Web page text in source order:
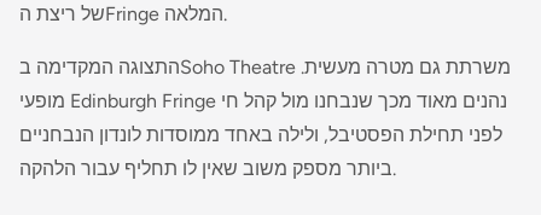
של ריצת ה­Fringe המלאה.
התצוגה המקדימה ב­Soho Theatre משרתת גם מטרה מעשית.
מופעי Edinburgh Fringe נהנים מאוד מכך שנבחנו מול קהל חי
לפני תחילת הפסטיבל, ולילה באחד ממוסדות לונדון הנבחניים
ביותר מספק משוב שאין לו תחליף עבור הלהקה.